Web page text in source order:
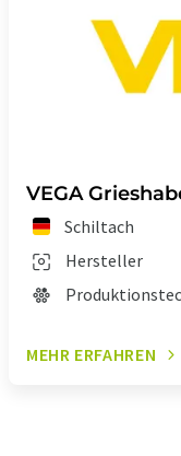
VEGA
Schiltach
Hersteller
MEHR ERFAHREN